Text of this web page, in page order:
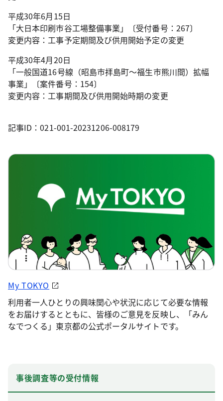
平成30年6月15日
「大日本印刷市谷工場整備事業」〔受付番号：267〕
変更内容：工事予定期間及び供用開始予定の変更
平成30年4月20日
「一般国道16号線（昭島市拝島町～福生市熊川間）拡幅
事業」〔案件番号：154〕
変更内容：工事期間及び供用開始時期の変更
記事ID：021-001-20231206-008179
My TOKYO
利用者一人ひとりの興味関心や状況に応じて必要な情報
をお届けするとともに、皆様のご意見を反映し、「みん
なでつくる」東京都の公式ポータルサイトです。
事後調査等の受付情報